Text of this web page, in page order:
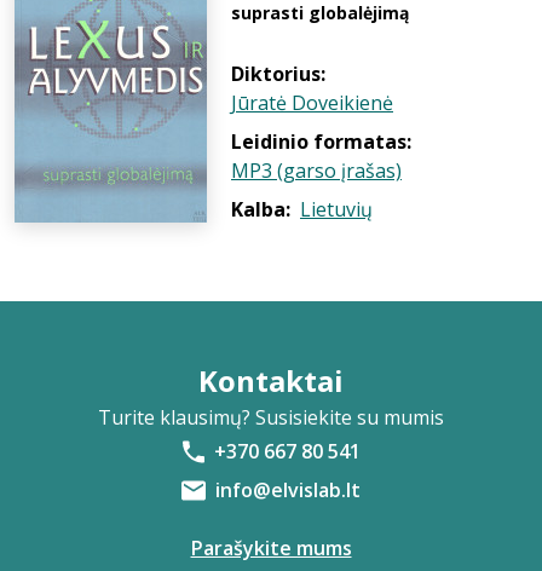
suprasti globalėjimą
Diktorius:
Jūratė Doveikienė
Leidinio formatas:
MP3 (garso įrašas)
Kalba: Lietuvių
Kontaktai
Turite klausimų? Susisiekite su mumis
+370 667 80 541
info@elvislab.lt
Parašykite mums